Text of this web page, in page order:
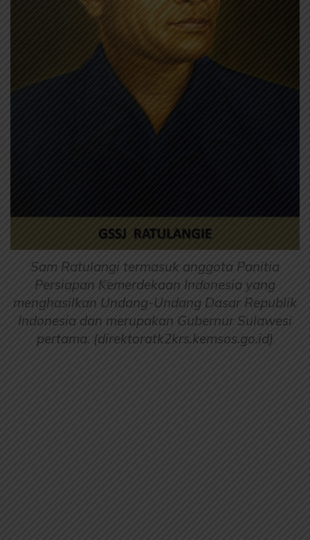
Sam Ratulangi termasuk anggota Panitia
Persiapan Kemerdekaan Indonesia yang
menghasilkan Undang-Undang Dasar Republik
Indonesia dan merupakan Gubernur Sulawesi
pertama. (direktoratk2krs.kemsos.go.id)